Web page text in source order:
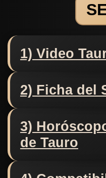
1) Video
2) Ficha del
3)
de Tauro